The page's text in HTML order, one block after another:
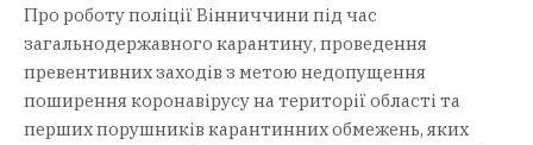
Про роботу поліції Вінниччини під час
загальнодержавного карантину, проведення
превентивних заходів з метою недопущення
поширення коронавірусу на території області та
перших порушників карантинних обмежень, яких